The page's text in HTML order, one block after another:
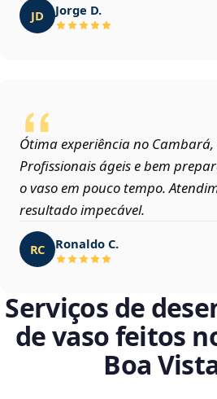
JD Jorge D.
Ótima experiência no Cambará,
Profissionais ágeis e bem
o vaso em pouco tempo.
resultado impecável.
RC Ronaldo C.
Serviços de
de vaso feitos
Boa